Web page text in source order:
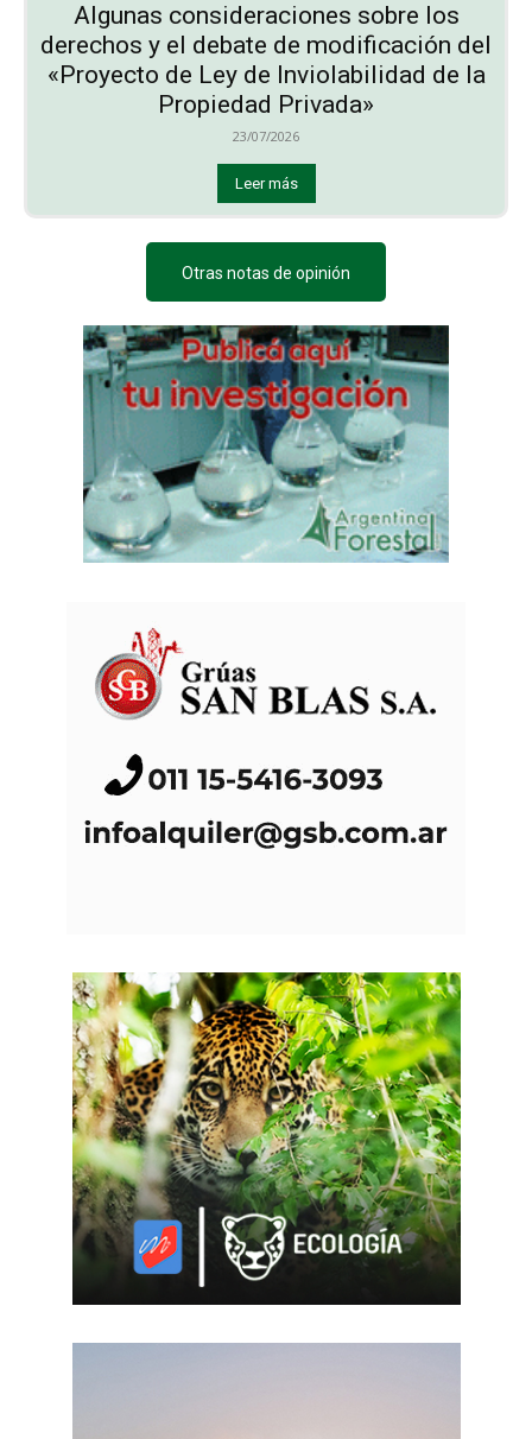
Algunas consideraciones sobre los
derechos y el debate de modificación del
«Proyecto de Ley de Inviolabilidad de la
Propiedad Privada»
23/07/2026
Leer más
Otras notas de opinión